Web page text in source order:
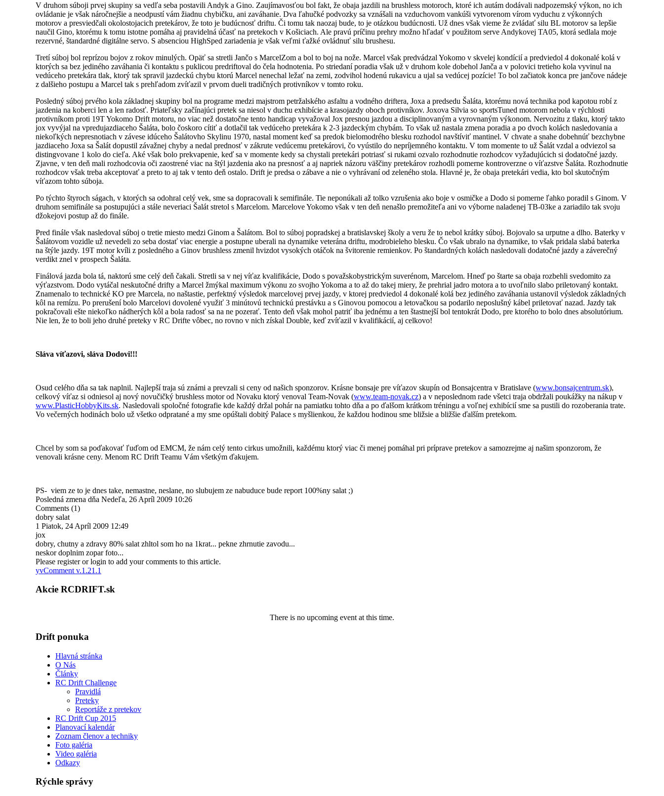
V druhom súboji prvej skupiny sa vedľa seba postavili Andyk a Gino. Zaujímavosťou bol fakt, že obaja jazdili na brushless motoroch, ktoré ich autám dodávali nadpozemský výkon, no ich
ovládanie je však náročnejšie a neodpustí vám žiadnu chybičku, ani zaváhanie. Dva ľahučké podvozky sa vznášali na vzduchovom vankúši vytvorenom vírom vyduchu z výkonných
motorov a presviedčali okolostojacich pretekárov, že toto je budúcnosť driftu. Či tomu tak naozaj bude, to je otázkou budúcnosti. Už dnes však vieme že zvládať silu BL motorov sa lepšie
naučil Gino, ktorému k tomu istotne pomáha aj pravidelná účasť na pretekoch v Košiciach. Ale pravú príčinu prehry možno hľadať v použitom serve Andykovej TA05, ktorá sedlala moje
rezervné, štandardné digitálne servo. S absenciou HighSped zariadenia je však veľmi ťažké ovládnuť silu brushesu.
Tretí súboj bol reprízou bojov z rokov minulých. Opäť sa stretli Jančo s MarcelZom a bol to boj na nože. Marcel však predvádzal Yokomo v skvelej kondícií a predviedol 4 dokonalé kolá v
ktorých sa bez jediného zaváhania či kontaktu s puklicou predriftoval do čela hodnotenia. Po striedaní poradia však už v druhom kole dobehol Janča a v polovici tretieho kola vyvinul na
vedúceho pretekára tlak, ktorý tak spravil jazdeckú chybu ktorú Marcel nenechal ležať na zemi, zodvihol hodenú rukavicu a ujal sa vedúcej pozície! To bol začiatok konca pre jančove nádeje
z dalšieho postupu a Marcel tak s prehľadom zvíťazil v prvom dueli tradičných protivníkov v tomto roku.
Posledný súboj prvého kola základnej skupiny bol na programe medzi majstrom petržalského asfaltu a vodného driftera, Joxa a predsedu Šaláta, ktorému nová technika pod kapotou robí z
jazdenia na koberci len a len radosť. Priateľsky začínajúci pretek sa niesol v duchu exhibície a krasojazdy oboch protivníkov. Joxova Silvia so sportsTuned motorom nebola v rýchlosti
protivníkom proti 19T Yokomo Drift motoru, no viac než dostatočne tento handicap vyvažoval Jox presnou jazdou a disciplinovaným a vyrovnaným výkonom. Nervozitu z tlaku, ktorý takto
jox vyvýjal na vpredujazdiaceho Šaláta, bolo čoskoro cítiť a dotlačil tak vedúceho pretekára k 2-3 jazdeckým chybám. To však už nastala zmena poradia a po dvoch kolách nasledovania a
niekoľkých nepresnotiach v závese idúceho Šalátovho Skylinu 1970, nastal moment keď sa predok bielomodrého blesku rozhodol navštíviť mantinel. V chvate a snahe dobehnúť bezchybne
jazdiaceho Joxa sa Šalát dopustil závažnej chyby a nedal prednosť v zákrute vedúcemu pretekárovi, čo vyústilo do nepríjemného kontaktu. V tom momente to už Šalát vzdal a odviezol sa
distingvovane 1 kolo do cieľa. Aké však bolo prekvapenie, keď sa v momente kedy sa chystali pretekári potriasť si rukami ozvalo rozhodnutie rozhodcov vyžadujúcich si dodatočné jazdy.
Zjavne, v ten deň mali rozhodcovia oči zaostrené viac na štýl jazdenia ako na presnosť a aj napriek názoru väščiny pretekárov rozhodli pomerne kontroverzne o víťazstve Šaláta. Rozhodnutie
rozhodcov však treba akceptovať a preto to aj tak v tento deň ostalo. Drift je predsa o zábave a nie o vyhrávaní od zeleného stola. Hlavné je, že obaja pretekári vedia, kto bol skutočným
víťazom tohto súboja.
Po týchto štyroch ságach, v ktorých sa odohral celý vek, sme sa dopracovali k semifinále. Tie neponúkali až tolko vzrušenia ako boje v osmičke a Dodo si pomerne ľahko poradil s Ginom. V
druhom semifinále sa postupujúci a stále neveriaci Šalát stretol s Marcelom. Marcelove Yokomo však v ten deň nenašlo premožiteľa ani vo výborne naladenej TB-03ke a zariadilo tak svoju
džokejovi postup až do finále.
Pred finále však nasledoval súboj o tretie miesto medzi Ginom a Šalátom. Bol to súboj popradskej a bratislavskej školy a veru že to nebol krátky súboj. Bojovalo sa urputne a dlho. Baterky v
Šalátovom vozidle už nevedeli zo seba dostať viac energie a postupne uberali na dynamike veterána driftu, modrobieleho blesku. Čo však ubralo na dynamike, to však pridala slabá baterka
na štýle jazdy. 19T motor kvíli z posledného a Ginov brushless zmenil hvizdot vysokých otáčok na švitorenie remienkov. Po štandardných kolách nasledovali dodatočné jazdy a záverečný
verdikt znel v prospech Šaláta.
Finálová jazda bola tá, naktorú sme celý deň čakali. Stretli sa v nej víťaz kvalifikácie, Dodo s považskobystrickým suverénom, Marcelom. Hneď po štarte sa obaja rozbehli svedomito za
výťazstvom. Dodo vytáčal neskutočné drifty a Marcel žmýkal maximum výkonu zo svojho Yokoma a to až do takej miery, že prehrial jadro motora a to uvoľnilo slabo priletovaný kontakt.
Znamenalo to technické KO pre Marcela, no naštastie, perfektný výsledok marcelovej prvej jazdy, v ktorej predviedol 4 dokonalé kolá bez jediného zaváhania ustanovil výsledok základných
kôl na remízu. Po prerušení bolo Marcelovi dovolené využiť 3 minútovú technickú prestávku a s Ginovou pomocou a letovačkou sa podarilo neposlušný kábel priletovať nazad. Jazdy tak
pokračovali ešte niekoľko nádherých kôl a bola radosť sa na ne pozerať. Tento deň však mohol patriť iba jednému a ten štastnejší bol tentokrát Dodo, pre ktorého to bolo dnes absolutórium.
Nie len, že to boli jeho druhé preteky v RC Drifte vôbec, no rovno v nich získal Double, keď zvíťazil v kvalifikácií, aj celkovo!
Sláva víťazovi, sláva Dodovi!!!
Osud celého dňa sa tak naplnil. Najlepší traja sú známi a prevzali si ceny od našich sponzorov. Krásne bonsaje pre víťazov skupín od Bonsajcentra v Bratislave (www.bonsajcentrum.sk),
celkový víťaz si odniesol aj nový novučičký brushless motor od Novaku ktorý venoval Team-Novak (www.team-novak.cz) a v neposlednom rade všetci traja obdržali poukážky na nákup v
www.PlasticHobbyKits.sk. Nasledovali spoločné fotografie kde každý držal pohár na pamiatku tohto dňa a po ďalšom krátkom tréningu a voľnej exhibícií sme sa pustili do rozoberania trate.
Vo večerných hodinách bolo už všetko odpratané a my sme opúštali dobitý Palace s myšlienkou, že každou hodinou sme bližsie a bližšie ďalším pretekom.
Chcel by som sa poďakovať ľuďom od EMCM, že nám celý tento cirkus umožnili, každému ktorý viac či menej pomáhal pri príprave pretekov a samozrejme aj našim sponzorom, že
venovali krásne ceny. Menom RC Drift Teamu Vám všetkým ďakujem.
PS- viem ze to je dnes take, nemastne, neslane, no slubujem ze nabuduce bude report 100%ny salat ;)
Posledná zmena dňa Nedeľa, 26 Apríl 2009 10:26
Comments (1)
dobry salat
1 Piatok, 24 Apríl 2009 12:49
jox
dobry, chutny a zdravy 80% salat zhltol som ho na 1krat... pekne zhrnutie zavodu...
neskor doplnim zopar foto...
Please register or login to add your comments to this article.
yvComment v.1.21.1
Akcie RCDRIFT.sk
There is no upcoming event at this time.
Drift ponuka
Hlavná stránka
O Nás
Články
RC Drift Challenge
Pravidlá
Preteky
Reportáže z pretekov
RC Drift Cup 2015
Planovací kalendár
Zoznam členov a techniky
Foto galéria
Video galéria
Odkazy
Rýchle správy